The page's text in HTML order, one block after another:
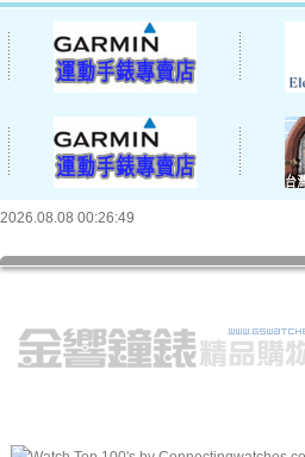
2026.08.08 00:26:49